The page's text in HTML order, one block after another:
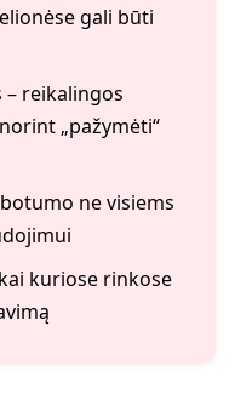
gali būti
reikalingos
„pažymėti“
ne visiems
kuriose rinkose